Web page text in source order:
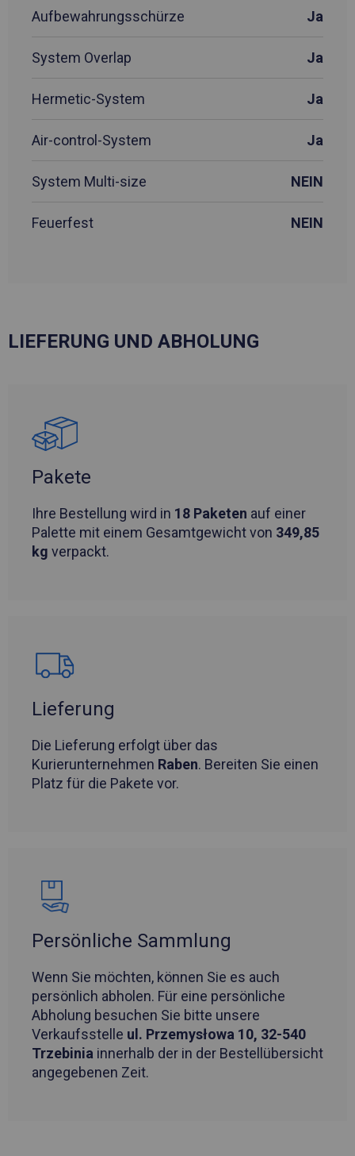
Aufbewahrungsschürze Ja
System Overlap Ja
Hermetic-System Ja
Air-control-System Ja
System Multi-size NEIN
Feuerfest NEIN
LIEFERUNG UND ABHOLUNG
Pakete
Ihre Bestellung wird in 18 Paketen auf einer
Palette mit einem Gesamtgewicht von 349,85
kg verpackt.
Lieferung
Die Lieferung erfolgt über das
Kurierunternehmen Raben. Bereiten Sie einen
Platz für die Pakete vor.
Persönliche Sammlung
Wenn Sie möchten, können Sie es auch
persönlich abholen. Für eine persönliche
Abholung besuchen Sie bitte unsere
Verkaufsstelle ul. Przemysłowa 10, 32-540
Trzebinia innerhalb der in der Bestellübersicht
angegebenen Zeit.